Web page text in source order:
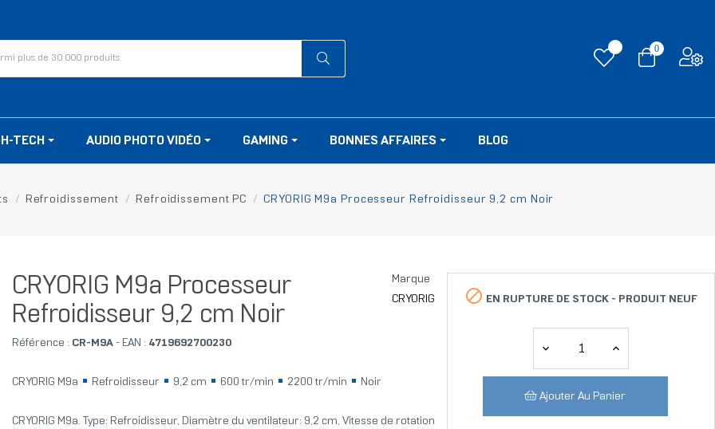
0
TECH AUDIO PHOTO VIDÉO GAMING BONNES AFFAIRES BLOG
Refroidissement Refroidissement PC CRYORIG M9a Processeur Refroidisseur 9,2 cm Noir
CRYORIG M9a Processeur
Refroidisseur 9,2 cm Noir
Référence : CR-M9A- EAN : 4719692700230
Marque
CRYORIG
CRYORIG M9a Refroidisseur 9,2 cm 600 tr/min 2200 tr/min Noir
CRYORIG M9a. Type: Refroidisseur, Diamètre du ventilateur: 9,2 cm, Vitesse de rotation
 EN RUPTURE DE STOCK - PRODUIT NEUF
Ajouter Au Panier